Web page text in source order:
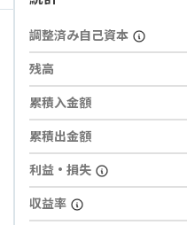
調整済み自己資本
残高
累積入金額
累積出金額
利益・損失
収益率